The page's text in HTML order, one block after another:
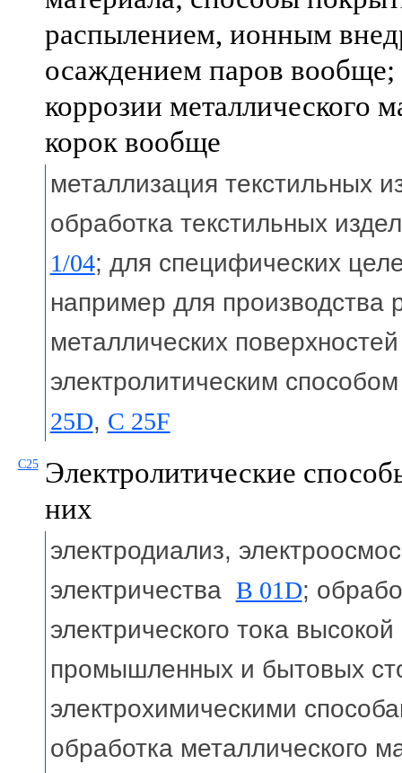
распылением, ионным
осаждением паров
коррозии металлического
корок вообще
металлизация текстильных
обработка текстильных
1/04; для специфических
например для производства
металлических
электролитическим
25D, C 25F
C25 Электролитические
них
электродиализ,
электричества B 01D;
электрического тока
промышленных и бытовых
электрохимическими
обработка металлического